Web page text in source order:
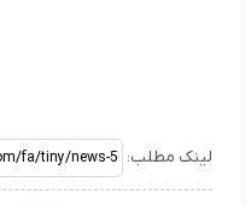
لینک مطلب: